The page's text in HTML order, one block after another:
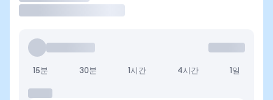
15분 30분 1시간 4시간 1일